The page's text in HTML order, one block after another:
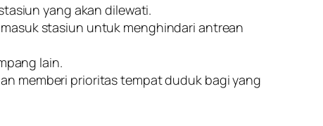
yang akan dilewati.
stasiun untuk menghindari antrean
lain.
memberi prioritas tempat duduk bagi yang